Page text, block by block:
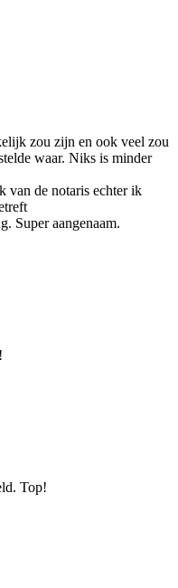
zou zijn en ook veel zou
waar. Niks is minder
van de notaris echter ik
Super aangenaam.
Top!